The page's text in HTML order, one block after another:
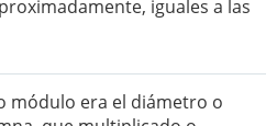
iguales a las
módulo era el diámetro o